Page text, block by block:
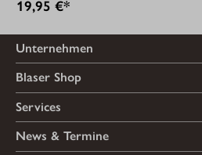
19,95 €*
Unternehmen
Blaser Shop
Services
News & Termine